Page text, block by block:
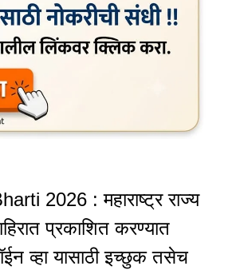
2026 : महाराष्ट्र राज्य
प्रकाशित करण्यात
व्हा यासाठी इच्छुक तसेच